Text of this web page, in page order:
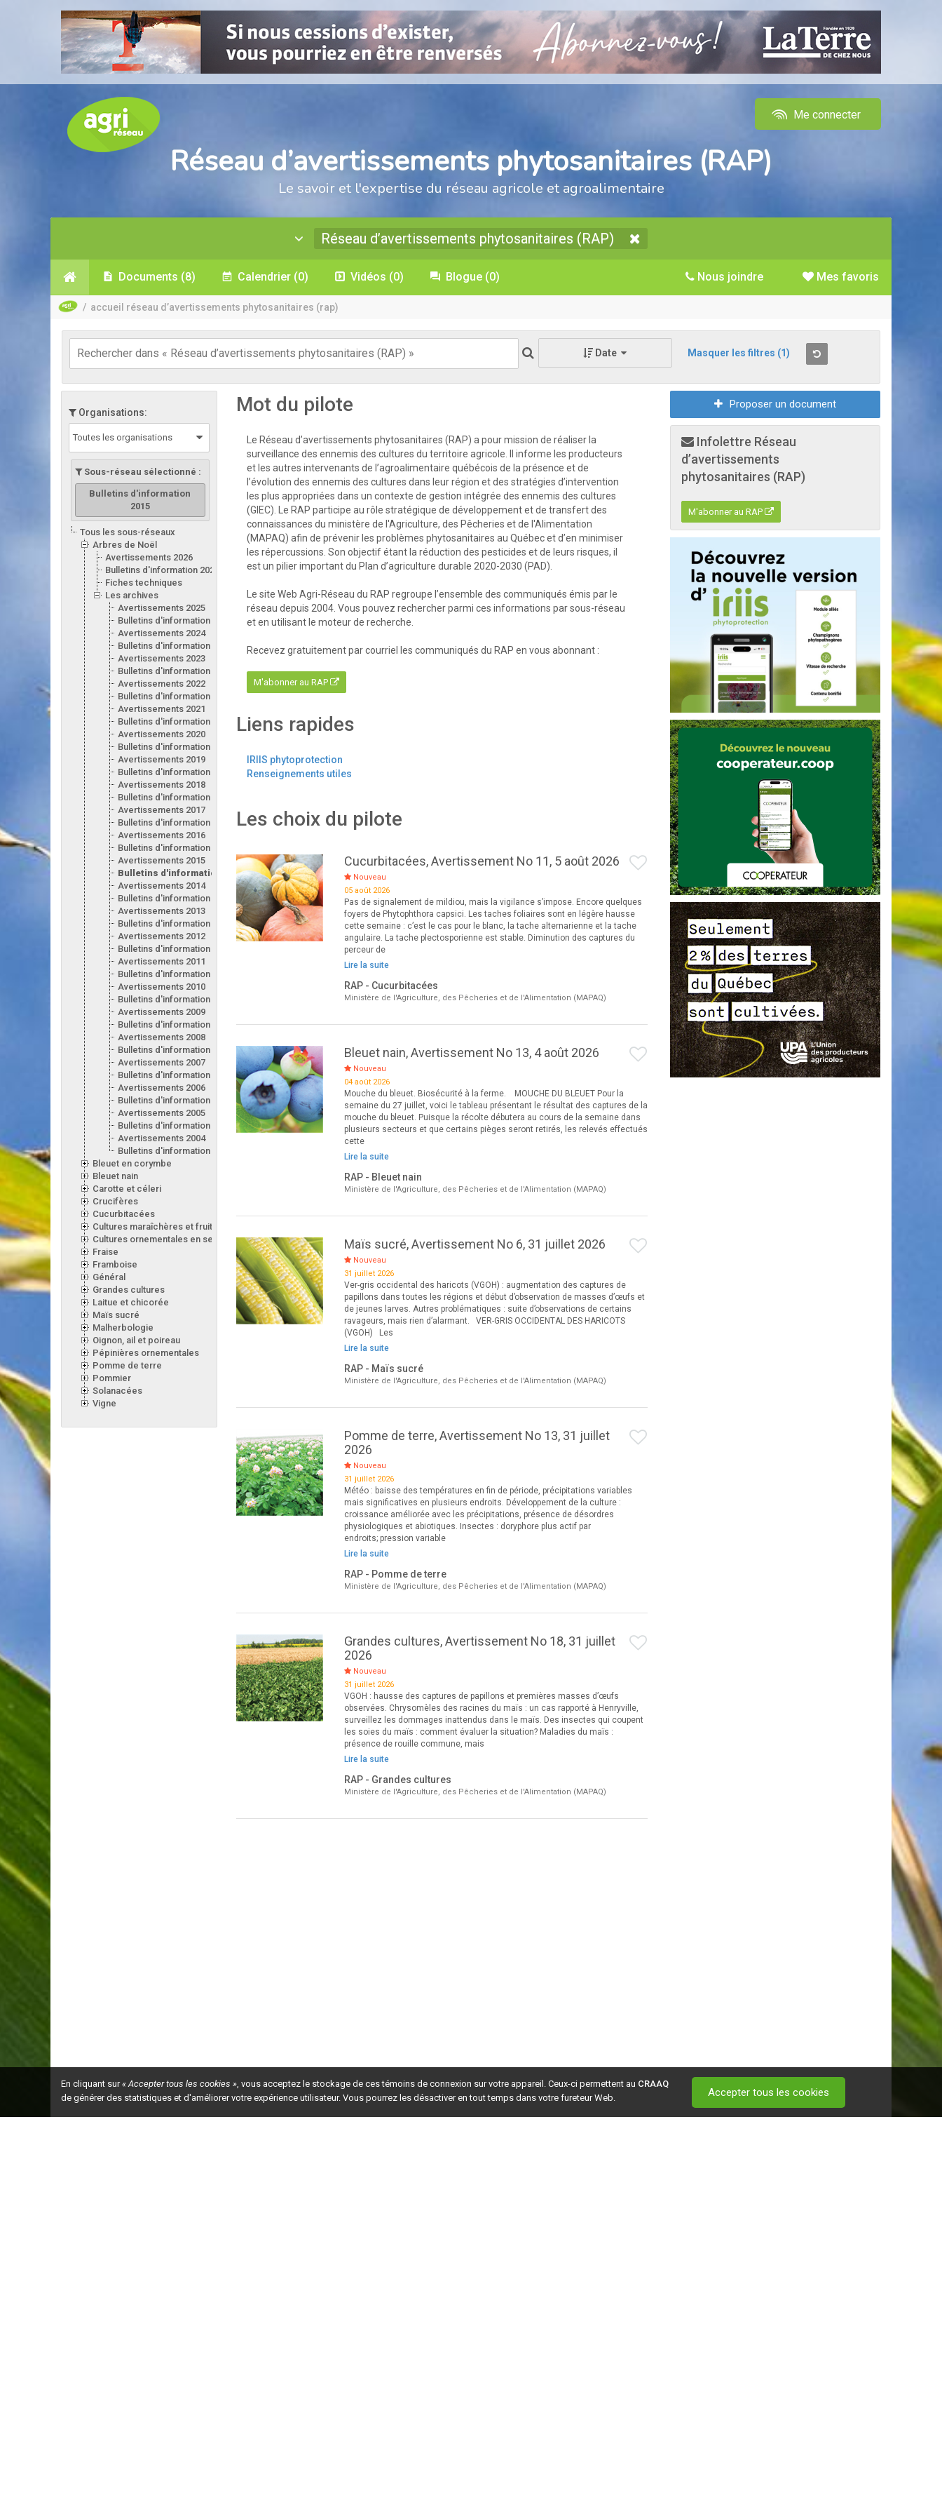
Me connecter
Réseau d’avertissements phytosanitaires (RAP)
Le savoir et l'expertise du réseau agricole et agroalimentaire
Réseau d’avertissements phytosanitaires (RAP)
Documents (8) Calendrier (0) Vidéos (0) Blogue (0) Mes favoris
Nous joindre
/ accueil réseau d’avertissements phytosanitaires (rap)
Date Masquer les filtres (1)
Organisations:
Toutes les organisations
Sous-réseau sélectionné :
Bulletins d'information
2015
Tous les sous-réseaux
Arbres de Noël
Avertissements 2026
Bulletins d'information 2026
Fiches techniques
Les archives
Avertissements 2025
Bulletins d'information 2025
Avertissements 2024
Bulletins d'information 2024
Avertissements 2023
Bulletins d'information 2023
Avertissements 2022
Bulletins d'information 2022
Avertissements 2021
Bulletins d'information 2021
Avertissements 2020
Bulletins d'information 2020
Avertissements 2019
Bulletins d'information 2019
Avertissements 2018
Bulletins d'information 2018
Avertissements 2017
Bulletins d'information 2017
Avertissements 2016
Bulletins d'information 2016
Avertissements 2015
Bulletins d'information 2015
Avertissements 2014
Bulletins d'information 2014
Avertissements 2013
Bulletins d'information 2013
Avertissements 2012
Bulletins d'information 2012
Avertissements 2011
Bulletins d'information 2011
Avertissements 2010
Bulletins d'information 2010
Avertissements 2009
Bulletins d'information 2009
Avertissements 2008
Bulletins d'information 2008
Avertissements 2007
Bulletins d'information 2007
Avertissements 2006
Bulletins d'information 2006
Avertissements 2005
Bulletins d'information 2005
Avertissements 2004
Bulletins d'information 2004
Bleuet en corymbe
Bleuet nain
Carotte et céleri
Crucifères
Cucurbitacées
Cultures maraîchères et fruitières en serre
Cultures ornementales en serre
Fraise
Framboise
Général
Grandes cultures
Laitue et chicorée
Maïs sucré
Malherbologie
Oignon, ail et poireau
Pépinières ornementales
Pomme de terre
Pommier
Solanacées
Vigne
Mot du pilote
Le Réseau d’avertissements phytosanitaires (RAP) a pour mission de réaliser la
surveillance des ennemis des cultures du territoire agricole. Il informe les producteurs
et les autres intervenants de l’agroalimentaire québécois de la présence et de
l’évolution des ennemis des cultures dans leur région et des stratégies d’intervention
les plus appropriées dans un contexte de gestion intégrée des ennemis des cultures
(GIEC). Le RAP participe au rôle stratégique de développement et de transfert des
connaissances du ministère de l'Agriculture, des Pêcheries et de l'Alimentation
(MAPAQ) afin de prévenir les problèmes phytosanitaires au Québec et d’en minimiser
les répercussions. Son objectif étant la réduction des pesticides et de leurs risques, il
est un pilier important du Plan d’agriculture durable 2020-2030 (PAD).
Le site Web Agri-Réseau du RAP regroupe l’ensemble des communiqués émis par le
réseau depuis 2004. Vous pouvez rechercher parmi ces informations par sous-réseau
et en utilisant le moteur de recherche.
Recevez gratuitement par courriel les communiqués du RAP en vous abonnant :
M'abonner au RAP
Liens rapides
IRIIS phytoprotection
Renseignements utiles
Les choix du pilote
Cucurbitacées, Avertissement No 11, 5 août 2026
Nouveau
05 août 2026
Pas de signalement de mildiou, mais la vigilance s’impose. Encore quelques
foyers de Phytophthora capsici. Les taches foliaires sont en légère hausse
cette semaine : c’est le cas pour le blanc, la tache alternarienne et la tache
angulaire. La tache plectosporienne est stable. Diminution des captures du
perceur de
Lire la suite
RAP - Cucurbitacées
Ministère de l'Agriculture, des Pêcheries et de l'Alimentation (MAPAQ)
Bleuet nain, Avertissement No 13, 4 août 2026
Nouveau
04 août 2026
Mouche du bleuet. Biosécurité à la ferme. MOUCHE DU BLEUET Pour la
semaine du 27 juillet, voici le tableau présentant le résultat des captures de la
mouche du bleuet. Puisque la récolte débutera au cours de la semaine dans
plusieurs secteurs et que certains pièges seront retirés, les relevés effectués
cette
Lire la suite
RAP - Bleuet nain
Ministère de l'Agriculture, des Pêcheries et de l'Alimentation (MAPAQ)
Maïs sucré, Avertissement No 6, 31 juillet 2026
Nouveau
31 juillet 2026
Ver-gris occidental des haricots (VGOH) : augmentation des captures de
papillons dans toutes les régions et début d’observation de masses d’œufs et
de jeunes larves. Autres problématiques : suite d’observations de certains
ravageurs, mais rien d’alarmant. VER-GRIS OCCIDENTAL DES HARICOTS
(VGOH) Les
Lire la suite
RAP - Maïs sucré
Ministère de l'Agriculture, des Pêcheries et de l'Alimentation (MAPAQ)
Pomme de terre, Avertissement No 13, 31 juillet
2026
Nouveau
31 juillet 2026
Météo : baisse des températures en fin de période, précipitations variables
mais significatives en plusieurs endroits. Développement de la culture :
croissance améliorée avec les précipitations, présence de désordres
physiologiques et abiotiques. Insectes : doryphore plus actif par
endroits; pression variable
Lire la suite
RAP - Pomme de terre
Ministère de l'Agriculture, des Pêcheries et de l'Alimentation (MAPAQ)
Grandes cultures, Avertissement No 18, 31 juillet
2026
Nouveau
31 juillet 2026
VGOH : hausse des captures de papillons et premières masses d’œufs
observées. Chrysomèles des racines du maïs : un cas rapporté à Henryville,
surveillez les dommages inattendus dans le maïs. Des insectes qui coupent
les soies du maïs : comment évaluer la situation? Maladies du maïs :
présence de rouille commune, mais
Lire la suite
RAP - Grandes cultures
Ministère de l'Agriculture, des Pêcheries et de l'Alimentation (MAPAQ)
Proposer un document
Infolettre Réseau
d’avertissements
phytosanitaires (RAP)
M'abonner au RAP
En cliquant sur« Accepter tous les cookies », vous acceptez le stockage de ces témoins de connexion sur votre appareil. Ceux-ci permettent au CRAAQ
de générer des statistiques et d'améliorer votre expérience utilisateur. Vous pourrez les désactiver en tout temps dans votre fureteur Web.
Accepter tous les cookies